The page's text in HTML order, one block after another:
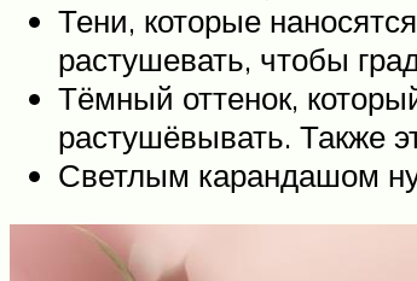
Тени, которые
растушевать, чтобы
Тёмный оттенок,
растушёвывать. Также
Светлым карандашом